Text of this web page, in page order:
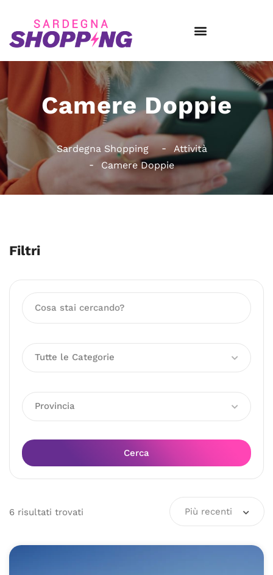
Camere Doppie
Sardegna Shopping
Attività
Camere Doppie
Filtri
Tutte le Categorie
Provincia
Cerca
6 risultati trovati Più recenti